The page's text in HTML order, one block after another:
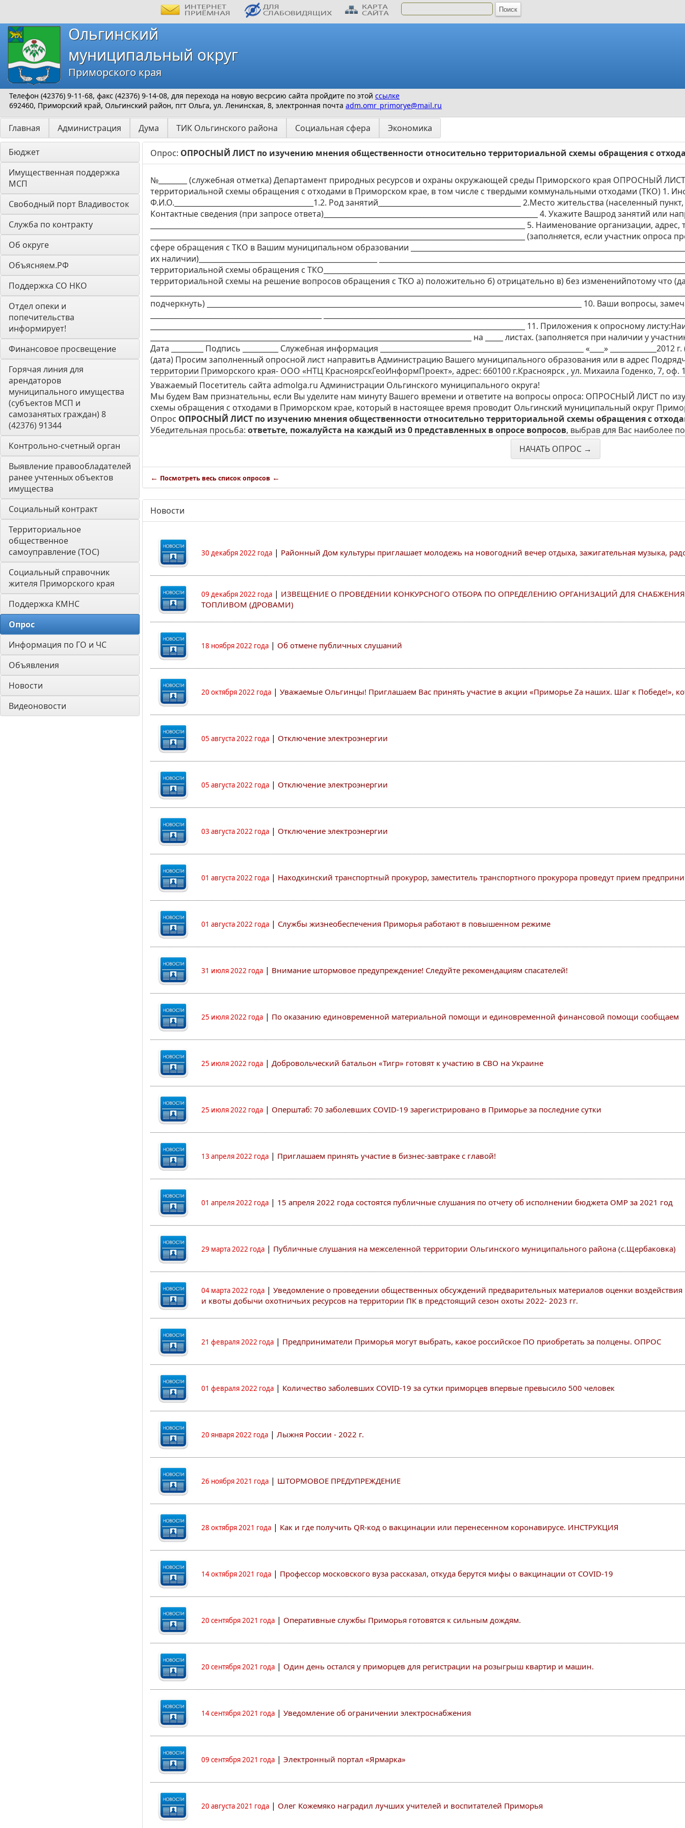
Ольгинский
муниципальный округ
Приморского края
Телефон (42376) 9-11-68, факс (42376) 9-14-08, для перехода на новую весрсию сайта пройдите по этой ссылке
692460, Приморский край, Ольгинский район, пгт Ольга, ул. Ленинская, 8, электронная почта adm.omr_primorye@mail.ru
Главная Администрация Дума ТИК Ольгинского района Социальная сфера Экономика
Бюджет
Имущественная поддержка
МСП
Свободный порт Владивосток
Служба по контракту
Об округе
Объясняем.РФ
Поддержка СО НКО
Отдел опеки и
попечительства
информирует!
Финансовое просвещение
Горячая линия для
арендаторов
муниципального имущества
(субъектов МСП и
самозанятых граждан) 8
(42376) 91344
Контрольно-счетный орган
Выявление правообладателей
ранее учтенных объектов
имущества
Социальный контракт
Территориальное
общественное
самоуправление (ТОС)
Социальный справочник
жителя Приморского края
Поддержка КМНС
Опрос
Информация по ГО и ЧС
Объявления
Новости
Видеоновости
Опрос: ОПРОСНЫЙ ЛИСТ по изучению мнения общественности относительно территориальной схемы обращения с
№________ (служебная отметка) Департамент природных ресурсов и охраны окружающей среды Приморского края ОПРОСНЫЙ
территориальной схемы обращения с отходами в Приморском крае, в том числе c твердыми коммунальными отходами (ТКО) 1.
Ф.И.О._______________________________________1.2. Род занятий________________________________________ 2.Место жительства (населенный
Контактные сведения (при запросе ответа)____________________________________________________________ 4. Укажите Вашрод занятий или
_________________________________________________________________________________________________________ 5. Наименование организации, адрес,
_________________________________________________________________________________________________________ (заполняется, если
сфере обращения с ТКО в Вашим муниципальном образовании
их наличии)__________________________________________________
территориальной схемы обращения с
территориальной схемы на решение вопросов обращения с ТКО а) положительно б) отрицательно в) без измененийпотому что
подчеркнуть) _________________________________________________________________________________________________________ 10. Ваши
_________________________________________________________________________________________________________ 11. Приложения к опросному
__________________________________________________________________________________________ на _____ листах. (заполняется при
Дата _________ Подпись __________ Служебная информация _________________________________________________________ «____»
(дата) Просим заполненный опросной лист направитьв Администрацию Вашего муниципального образования или в адрес
территории Приморского края- ООО «НТЦ КрасноярскГеоИнформПроект», адрес: 660100 г.Красноярск , ул. Михаила Годенко, 7, оф.
Уважаемый Посетитель сайта admolga.ru Администрации Ольгинского муниципального округа!
Мы будем Вам признательны, если Вы уделите нам минуту Вашего времени и ответите на вопросы опроса: ОПРОСНЫЙ ЛИСТ по
схемы обращения с отходами в Приморском крае, который в настоящее время проводит Ольгинский муниципальный округ
Опрос ОПРОСНЫЙ ЛИСТ по изучению мнения общественности относительно территориальной схемы обращения с
Убедительная просьба: ответьте, пожалуйста на каждый из 0 представленных в опросе вопросов, выбрав для Вас наиболее
НАЧАТЬ ОПРОС →
← Посмотреть весь список опросов ←
Новости
30 декабря 2022 года | Районный Дом культуры приглашает молодежь на новогодний вечер отдыха, зажигательная музыка,
09 декабря 2022 года | ИЗВЕЩЕНИЕ О ПРОВЕДЕНИИ КОНКУРСНОГО ОТБОРА ПО ОПРЕДЕЛЕНИЮ ОРГАНИЗАЦИЙ ДЛЯ
ТОПЛИВОМ (ДРОВАМИ)
18 ноября 2022 года | Об отмене публичных слушаний
20 октября 2022 года | Уважаемые Ольгинцы! Приглашаем Вас принять участие в акции «Приморье Zа наших. Шаг к Победе!»,
05 августа 2022 года | Отключение электроэнергии
05 августа 2022 года | Отключение электроэнергии
03 августа 2022 года | Отключение электроэнергии
01 августа 2022 года | Находкинский транспортный прокурор, заместитель транспортного прокурора проведут прием
01 августа 2022 года | Службы жизнеобеспечения Приморья работают в повышенном режиме
31 июля 2022 года | Внимание штормовое предупреждение! Следуйте рекомендациям спасателей!
25 июля 2022 года | По оказанию единовременной материальной помощи и единовременной финансовой помощи сообщаем
25 июля 2022 года | Добровольческий батальон «Тигр» готовят к участию в СВО на Украине
25 июля 2022 года | Оперштаб: 70 заболевших COVID-19 зарегистрировано в Приморье за последние сутки
13 апреля 2022 года | Приглашаем принять участие в бизнес-завтраке с главой!
01 апреля 2022 года | 15 апреля 2022 года состоятся публичные слушания по отчету об исполнении бюджета ОМР за 2021 год
29 марта 2022 года | Публичные слушания на межселенной территории Ольгинского муниципального района (с.Щербаковка)
04 марта 2022 года | Уведомление о проведении общественных обсуждений предварительных материалов оценки
и квоты добычи охотничьих ресурсов на территории ПК в предстоящий сезон охоты 2022- 2023 гг.
21 февраля 2022 года | Предприниматели Приморья могут выбрать, какое российское ПО приобретать за полцены. ОПРОС
01 февраля 2022 года | Количество заболевших COVID-19 за сутки приморцев впервые превысило 500 человек
20 января 2022 года | Лыжня России - 2022 г.
26 ноября 2021 года | ШТОРМОВОЕ ПРЕДУПРЕЖДЕНИЕ
28 октября 2021 года | Как и где получить QR-код о вакцинации или перенесенном коронавирусе. ИНСТРУКЦИЯ
14 октября 2021 года | Профессор московского вуза рассказал, откуда берутся мифы о вакцинации от COVID-19
20 сентября 2021 года | Оперативные службы Приморья готовятся к сильным дождям.
20 сентября 2021 года | Один день остался у приморцев для регистрации на розыгрыш квартир и машин.
14 сентября 2021 года | Уведомление об ограничении электроснабжения
09 сентября 2021 года | Электронный портал «Ярмарка»
20 августа 2021 года | Олег Кожемяко наградил лучших учителей и воспитателей Приморья